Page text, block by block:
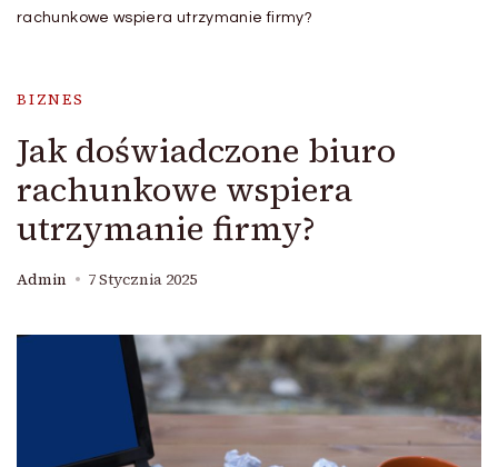
rachunkowe wspiera utrzymanie firmy?
BIZNES
Jak doświadczone biuro
rachunkowe wspiera
utrzymanie firmy?
Admin 7 Stycznia 2025